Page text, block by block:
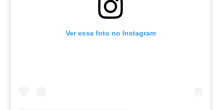
Ver essa foto no Instagram